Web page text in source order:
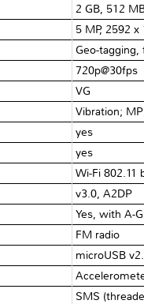
2 GB, 512
5 MP, 2592
Geo-tagging,
720p@30fps
VG
Vibration;
yes
yes
Wi-Fi 802.11
v3.0, A2DP
Yes, with A-
FM radio
microUSB
SMS